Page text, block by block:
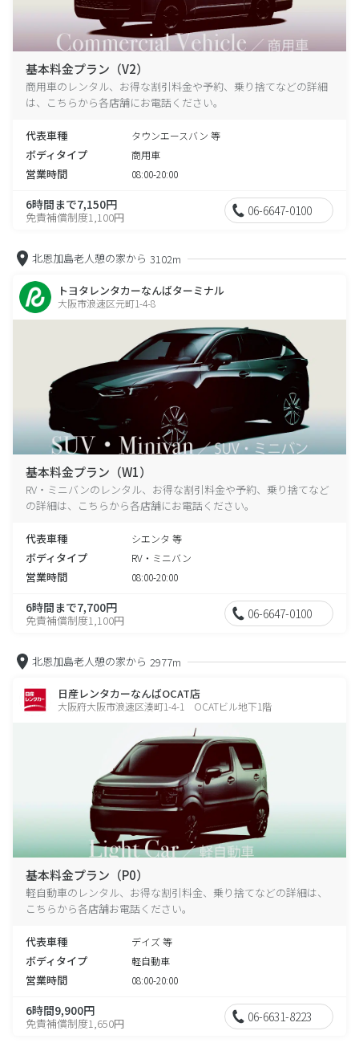
基本料金プラン（V2）
商用車のレンタル、お得な割引料金や予約、乗り捨てなどの詳細
は、こちらから各店舗にお電話ください。
代表車種 タウンエースバン 等
ボディタイプ 商用車
営業時間 08:00-20:00
6時間まで7,150円
免責補償制度1,100円 06-6647-0100
北恩加島老人憩の家から 3102m
トヨタレンタカーなんばターミナル
大阪市浪速区元町1-4-8
基本料金プラン（W1）
RV・ミニバンのレンタル、お得な割引料金や予約、乗り捨てなど
の詳細は、こちらから各店舗にお電話ください。
代表車種 シエンタ 等
ボディタイプ RV・ミニバン
営業時間 08:00-20:00
6時間まで7,700円
免責補償制度1,100円 06-6647-0100
北恩加島老人憩の家から 2977m
日産レンタカーなんばOCAT店
大阪府大阪市浪速区湊町1-4-1 OCATビル地下1階
基本料金プラン（P0）
軽自動車のレンタル、お得な割引料金、乗り捨てなどの詳細は、
こちらから各店舗お電話ください。
代表車種 デイズ 等
ボディタイプ 軽自動車
営業時間 08:00-20:00
6時間9,900円
免責補償制度1,650円 06-6631-8223